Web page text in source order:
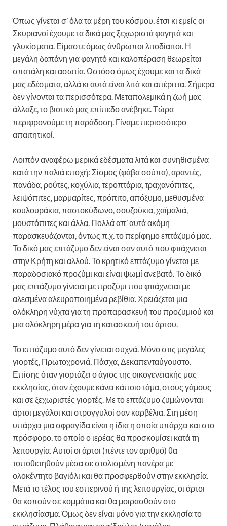
Όπως γίνεται σ’ όλα τα μέρη του κόσμου, έτσι κι εμείς οι
Σκυριανοί έχουμε τα δικά μας ξεχωριστά φαγητά και
γλυκίσματα. Είμαστε όμως άνθρωποι λιτοδίαιτοι. Η
μεγάλη δαπάνη για φαγητό και καλοπέραση θεωρείται
σπατάλη και ασωτία. Ωστόσο όμως έχουμε και τα δικά
μας εδέσματα, αλλά κι αυτά είναι λιτά και απέριττα. Σήμερα
δεν γίνονται τα περισσότερα. Μεταπολεμικά η ζωή μας
άλλαξε, το βιοτικό μας επίπεδο ανέβηκε. Τώρα
περιφρονούμε τη παράδοση. Γίναμε περισσότερο
απαιτητικοί.
Λοιπόν αναφέρω μερικά εδέσματα λιτά και συνηθισμένα
κατά την παλιά εποχή: Σίσμος (φάβα σούπα), αραντές,
πανάδα, ρούτες, κοχύλια, τεροπτάρια, τραχανόπιτες,
λειψόπιτες, μαρμαρίτες, πρόπιτο, απόξυμο, μεθυσμένα
κουλουράκια, παστοκύδωνο, σουζούκια, χαϊμαλιά,
μουστόπιτες και άλλα. Πολλά απ’ αυτά ακόμη
παρασκευάζονται, όντως π.χ. το περίφημο επτάζυμό μας.
Το δικό μας επτάζυμο δεν είναι σαν αυτό που φτιάχνεται
στην Κρήτη και αλλού. Το κρητικό επτάζυμο γίνεται με
παραδοσιακό προζύμι και είναι ψωμί ανεβατό. Το δικό
μας επτάζυμο γίνεται με προζύμι που φτιάχνεται με
αλεσμένα αλευροποιημένα ρεβίθια. Χρειάζεται μια
ολόκληρη νύχτα για τη προπαρασκευή του προζυμιού και
μια ολόκληρη μέρα για τη κατασκευή του άρτου.
Το επτάζυμο αυτό δεν γίνεται συχνά. Μόνο στις μεγάλες
γιορτές, Πρωτοχρονιά, Πάσχα, Δεκαπενταύγουστο.
Επίσης όταν γιορτάζει ο άγιος της οικογενειακής μας
εκκλησίας, όταν έχουμε κάνει κάποιο τάμα, στους γάμους
και σε ξεχωριστές γιορτές. Με το επτάζυμο ζυμώνονται
άρτοι μεγάλοι και στρογγυλοί σαν καρβέλια. Στη μέση
υπάρχει μια σφραγίδα είναι η ίδια η οποία υπάρχει και στο
πρόσφορο, το οποίο ο ιερέας θα προσκομίσει κατά τη
λειτουργία. Αυτοί οι άρτοι (πέντε τον αριθμό) θα
τοποθετηθούν μέσα σε στολισμένη πανέρα με
ολοκέντητο βαγιόλι και θα προσφερθούν στην εκκλησία.
Μετά το τέλος του εσπερινού ή της λειτουργίας, οι άρτοι
θα κοπούν σε κομμάτια και θα μοιρασθούν στο
εκκλησίασμα. Όμως δεν είναι μόνο για την εκκλησία το